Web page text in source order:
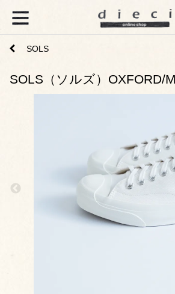
SOLS
SOLS（ソルズ）OXFORD/